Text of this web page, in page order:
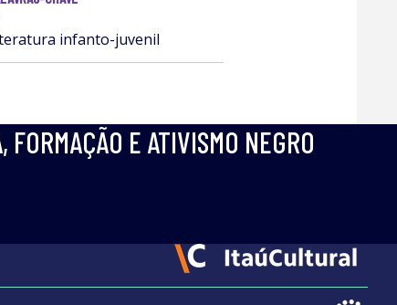
infanto-juvenil
E ATIVISMO NEGRO